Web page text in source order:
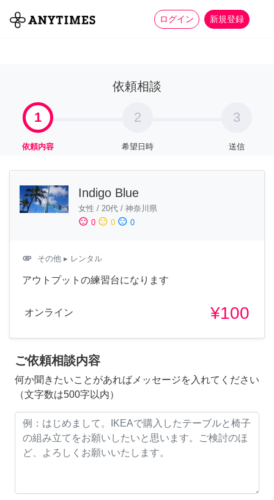
ログイン 新規登録
全て 家事 more_horiz
依頼相談
1
依頼内容
2
希望日時
3
送信
Indigo Blue
女性 / 20代 / 神奈川県
sentiment_satisfied 0 sentiment_neutral 0 sentiment_dissatisfied 0
attachment その他 ▸ レンタル
アウトプットの練習台になります
オンライン ¥100
ご依頼相談内容
何か聞きたいことがあればメッセージを入れてください
（文字数は500字以内）